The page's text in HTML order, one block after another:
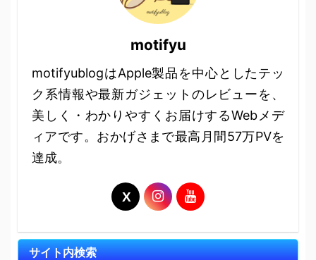
motifyu
motifyublogはApple製品を中心としたテッ
ク系情報や最新ガジェットのレビューを、
美しく・わかりやすくお届けするWebメデ
ィアです。おかげさまで最高月間57万PVを
達成。
サイト内検索